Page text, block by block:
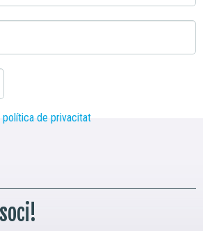
política de privacitat